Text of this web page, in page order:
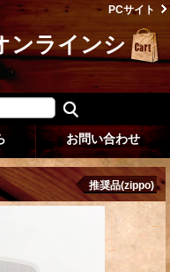
PCサイト
ンラインシ
お問い合わせ
推奨品(zippo)